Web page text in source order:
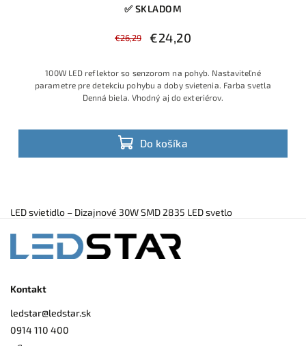
✅ SKLADOM
€26,29 €24,20
Do košíka
100W LED reflektor so senzorom na pohyb. Nastaviteľné
parametre pre detekciu pohybu a doby svietenia. Farba svetla
Denná biela. Vhodný aj do exteriérov.
LED svietidlo – Dizajnové 30W SMD 2835 LED svetlo
Kontakt
ledstar@ledstar.sk
0914 110 400